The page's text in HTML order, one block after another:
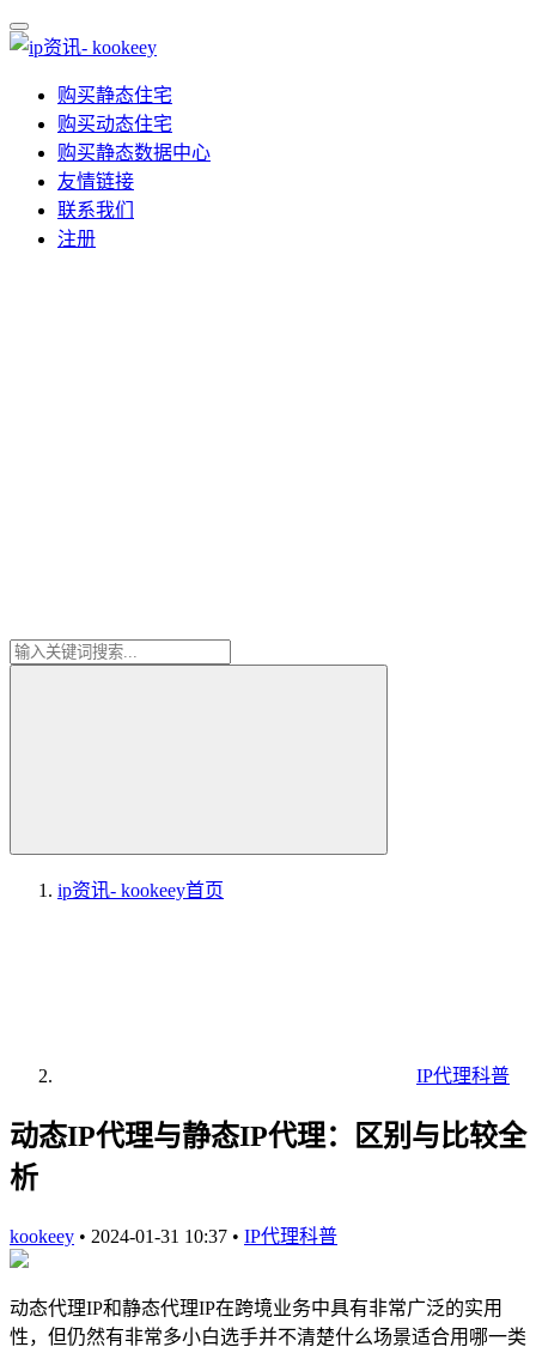
购买静态住宅
购买动态住宅
购买静态数据中心
友情链接
联系我们
注册
ip资讯- kookeey首页
IP代理科普
动态IP代理与静态IP代理：区别与比较全
析
kookeey • 2024-01-31 10:37 • IP代理科普
动态代理IP和静态代理IP在跨境业务中具有非常广泛的实用
性，但仍然有非常多小白选手并不清楚什么场景适合用哪一类